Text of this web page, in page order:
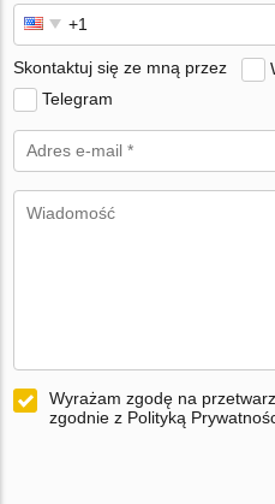
Skontaktuj się ze mną przez
Telegram
Wyrażam zgodę na
zgodnie z Polityką